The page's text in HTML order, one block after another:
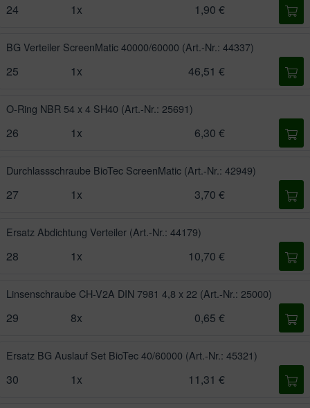
24 1x 1,90 €
25
BG Verteiler ScreenMatic 40000/60000 (Art.-Nr.: 44337)
1x 46,51 €
26
O-Ring NBR 54 x 4 SH40 (Art.-Nr.: 25691)
1x 6,30 €
27
Durchlassschraube BioTec ScreenMatic (Art.-Nr.: 42949)
1x 3,70 €
28
Ersatz Abdichtung Verteiler (Art.-Nr.: 44179)
1x 10,70 €
29
Linsenschraube CH-V2A DIN 7981 4,8 x 22 (Art.-Nr.: 25000)
8x 0,65 €
30
Ersatz BG Auslauf Set BioTec 40/60000 (Art.-Nr.: 45321)
1x 11,31 €